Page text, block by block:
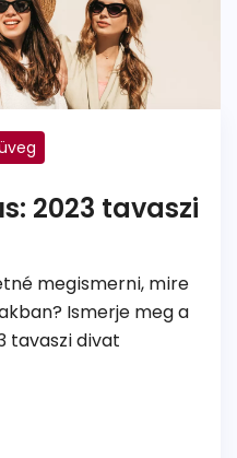
2023 tavaszi
megismerni, mire
Ismerje meg a
tavaszi divat